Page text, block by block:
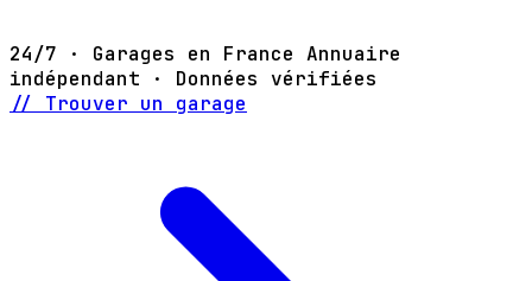
24/7 · Garages en France Annuaire
indépendant · Données vérifiées
// Trouver un garage